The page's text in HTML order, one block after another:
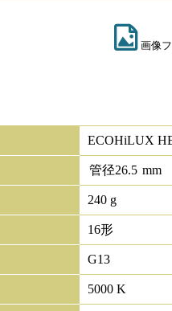
画像
ECOHiLUX
管径26.5 mm
240 g
16形
G13
5000 K